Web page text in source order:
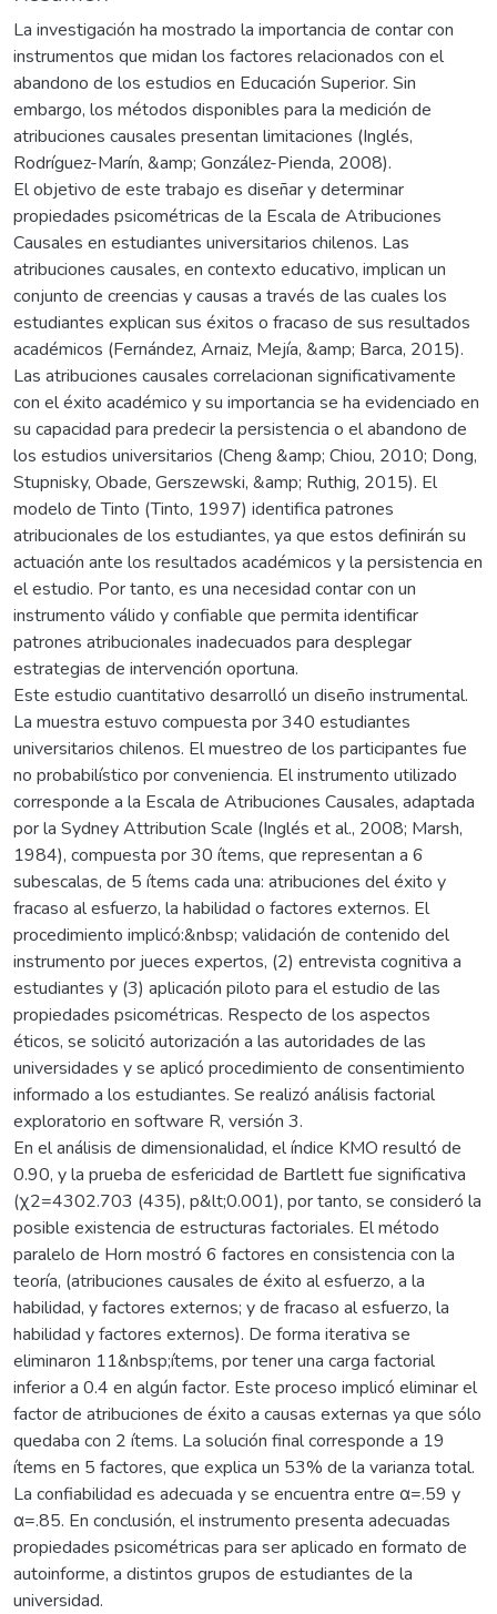
La investigación ha mostrado la importancia de contar con
instrumentos que midan los factores relacionados con el
abandono de los estudios en Educación Superior. Sin
embargo, los métodos disponibles para la medición de
atribuciones causales presentan limitaciones (Inglés,
Rodríguez-Marín, &amp; González-Pienda, 2008).
El objetivo de este trabajo es diseñar y determinar
propiedades psicométricas de la Escala de Atribuciones
Causales en estudiantes universitarios chilenos. Las
atribuciones causales, en contexto educativo, implican un
conjunto de creencias y causas a través de las cuales los
estudiantes explican sus éxitos o fracaso de sus resultados
académicos (Fernández, Arnaiz, Mejía, &amp; Barca, 2015).
Las atribuciones causales correlacionan significativamente
con el éxito académico y su importancia se ha evidenciado en
su capacidad para predecir la persistencia o el abandono de
los estudios universitarios (Cheng &amp; Chiou, 2010; Dong,
Stupnisky, Obade, Gerszewski, &amp; Ruthig, 2015). El
modelo de Tinto (Tinto, 1997) identifica patrones
atribucionales de los estudiantes, ya que estos definirán su
actuación ante los resultados académicos y la persistencia en
el estudio. Por tanto, es una necesidad contar con un
instrumento válido y confiable que permita identificar
patrones atribucionales inadecuados para desplegar
estrategias de intervención oportuna.
Este estudio cuantitativo desarrolló un diseño instrumental.
La muestra estuvo compuesta por 340 estudiantes
universitarios chilenos. El muestreo de los participantes fue
no probabilístico por conveniencia. El instrumento utilizado
corresponde a la Escala de Atribuciones Causales, adaptada
por la Sydney Attribution Scale (Inglés et al., 2008; Marsh,
1984), compuesta por 30 ítems, que representan a 6
subescalas, de 5 ítems cada una: atribuciones del éxito y
fracaso al esfuerzo, la habilidad o factores externos. El
procedimiento implicó:&nbsp; validación de contenido del
instrumento por jueces expertos, (2) entrevista cognitiva a
estudiantes y (3) aplicación piloto para el estudio de las
propiedades psicométricas. Respecto de los aspectos
éticos, se solicitó autorización a las autoridades de las
universidades y se aplicó procedimiento de consentimiento
informado a los estudiantes. Se realizó análisis factorial
exploratorio en software R, versión 3.
En el análisis de dimensionalidad, el índice KMO resultó de
0.90, y la prueba de esfericidad de Bartlett fue significativa
(χ2=4302.703 (435), p&lt;0.001), por tanto, se consideró la
posible existencia de estructuras factoriales. El método
paralelo de Horn mostró 6 factores en consistencia con la
teoría, (atribuciones causales de éxito al esfuerzo, a la
habilidad, y factores externos; y de fracaso al esfuerzo, la
habilidad y factores externos). De forma iterativa se
eliminaron 11&nbsp;ítems, por tener una carga factorial
inferior a 0.4 en algún factor. Este proceso implicó eliminar el
factor de atribuciones de éxito a causas externas ya que sólo
quedaba con 2 ítems. La solución final corresponde a 19
ítems en 5 factores, que explica un 53% de la varianza total.
La confiabilidad es adecuada y se encuentra entre α=.59 y
α=.85. En conclusión, el instrumento presenta adecuadas
propiedades psicométricas para ser aplicado en formato de
autoinforme, a distintos grupos de estudiantes de la
universidad.